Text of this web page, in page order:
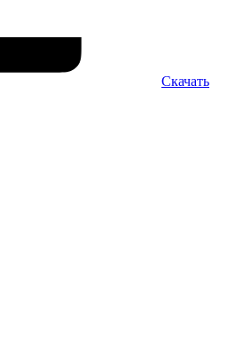
Скачать